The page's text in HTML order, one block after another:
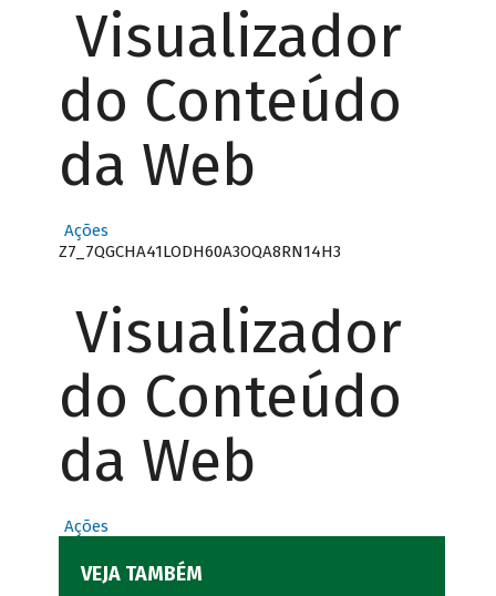
Visualizador
do Conteúdo
da Web
Ações
Z7_7QGCHA41LODH60A3OQA8RN14H3
Visualizador
do Conteúdo
da Web
Ações
VEJA TAMBÉM